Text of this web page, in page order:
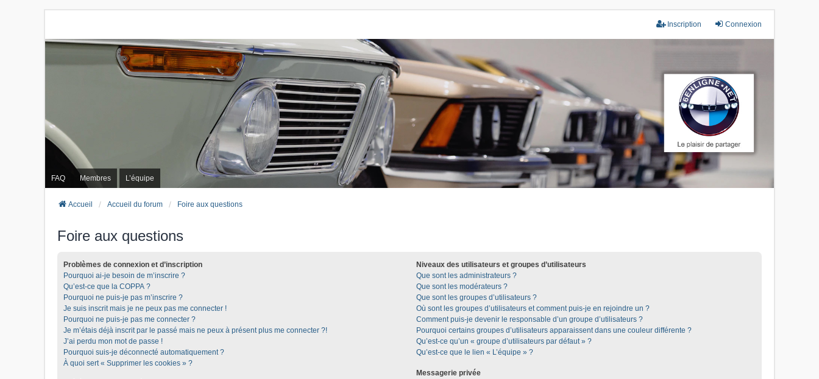
Connexion
Inscription
FAQ Membres L’équipe
Accueil Accueil du forum Foire aux questions
Foire aux questions
Problèmes de connexion et d’inscription
Pourquoi ai-je besoin de m’inscrire ?
Qu’est-ce que la COPPA ?
Pourquoi ne puis-je pas m’inscrire ?
Je suis inscrit mais je ne peux pas me connecter !
Pourquoi ne puis-je pas me connecter ?
Je m’étais déjà inscrit par le passé mais ne peux à présent plus me connecter ?!
J’ai perdu mon mot de passe !
Pourquoi suis-je déconnecté automatiquement ?
À quoi sert « Supprimer les cookies » ?
Niveaux des utilisateurs et groupes d’utilisateurs
Que sont les administrateurs ?
Que sont les modérateurs ?
Que sont les groupes d’utilisateurs ?
Où sont les groupes d’utilisateurs et comment puis-je en rejoindre un ?
Comment puis-je devenir le responsable d’un groupe d’utilisateurs ?
Pourquoi certains groupes d’utilisateurs apparaissent dans une couleur différente ?
Qu’est-ce qu’un « groupe d’utilisateurs par défaut » ?
Qu’est-ce que le lien « L’équipe » ?
Messagerie privée